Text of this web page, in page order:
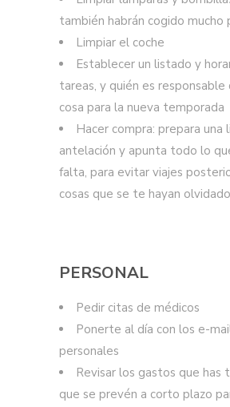
también habrán cogido mucho
Limpiar el coche
Establecer un listado y
tareas, y quién es responsable
cosa para la nueva temporada
Hacer compra: prepara una
antelación y apunta todo lo
falta, para evitar viajes
cosas que se te hayan
PERSONAL
Pedir citas de médicos
Ponerte al día con los e-
personales
Revisar los gastos que has
que se prevén a corto plazo